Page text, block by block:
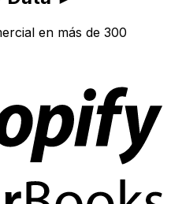
en más de 300